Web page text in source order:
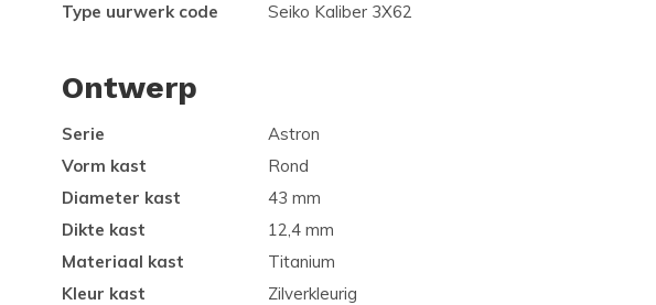
Type uurwerk code
Seiko Kaliber 3X62
Ontwerp
Serie
Astron
Vorm kast
Rond
Diameter kast
43 mm
Dikte kast
12,4 mm
Materiaal kast
Titanium
Kleur kast
Zilverkleurig